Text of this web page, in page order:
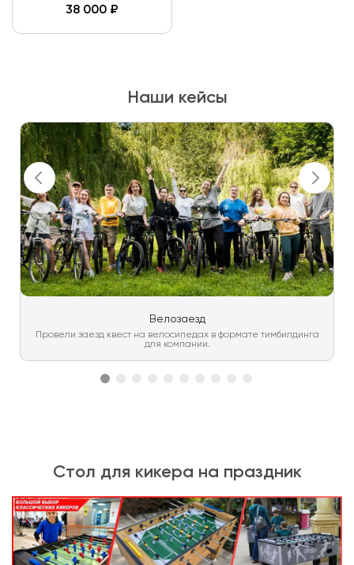
38 000 ₽
Наши кейсы
Велозаезд
Провели заезд квест на велосипедах в формате тимбилдинга
для компании.
Стол для кикера на праздник